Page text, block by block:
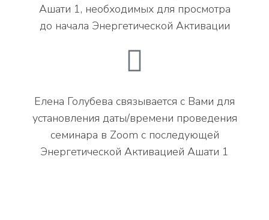
Ашати 1, необходимых для просмотра
до начала Энергетической Активации
Елена Голубева связывается с Вами для
установления даты/времени проведения
семинара в Zoom с последующей
Энергетической Активацией Ашати 1